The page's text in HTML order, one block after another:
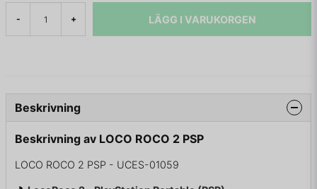
- + LÄGG I VARUKORGEN
Beskrivning
Beskrivning av LOCO ROCO 2 PSP
LOCO ROCO 2 PSP - UCES-01059